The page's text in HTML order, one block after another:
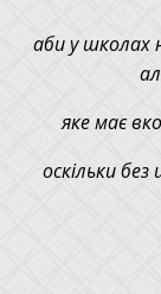
аби у школах
яке має
оскільки